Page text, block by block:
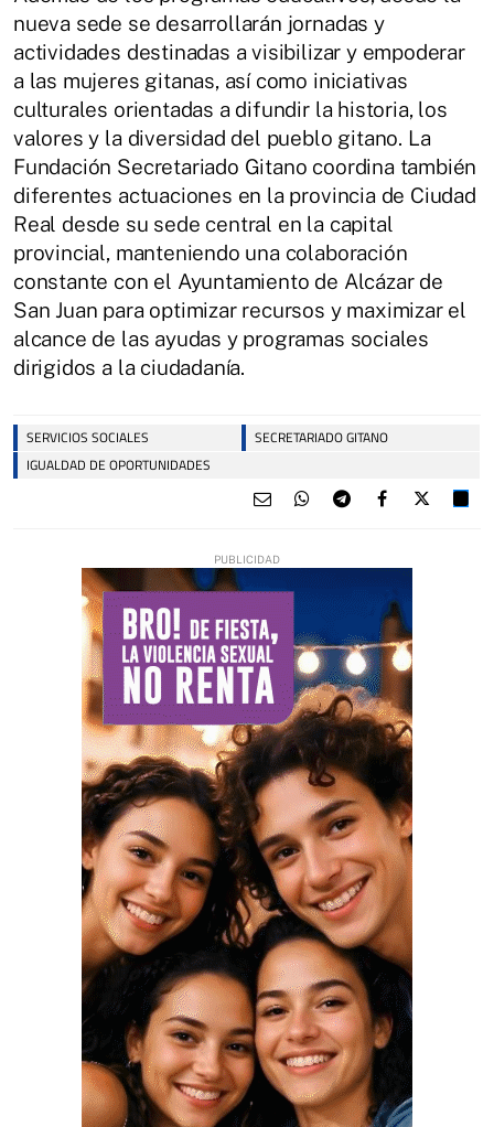
nueva sede se desarrollarán jornadas y
actividades destinadas a visibilizar y empoderar
a las mujeres gitanas, así como iniciativas
culturales orientadas a difundir la historia, los
valores y la diversidad del pueblo gitano. La
Fundación Secretariado Gitano coordina también
diferentes actuaciones en la provincia de Ciudad
Real desde su sede central en la capital
provincial, manteniendo una colaboración
constante con el Ayuntamiento de Alcázar de
San Juan para optimizar recursos y maximizar el
alcance de las ayudas y programas sociales
dirigidos a la ciudadanía.
SERVICIOS SOCIALES
SECRETARIADO GITANO
IGUALDAD DE OPORTUNIDADES